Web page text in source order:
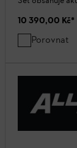
10 390,00 Kč*
Porovnat